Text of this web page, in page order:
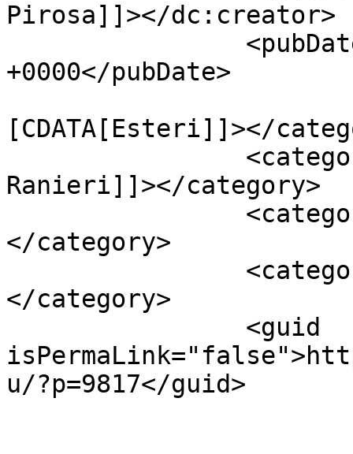
Pirosa]]></dc:creator>
+0000</pubDate>
[CDATA[Esteri]]></
Ranieri]]></category>
</category>
</category>
u/?p=9817</guid>